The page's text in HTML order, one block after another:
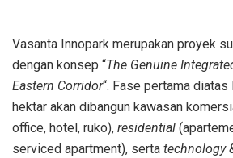
Vasanta Innopark merupakan proyek
dengan konsep “The Genuine
Eastern Corridor“. Fase pertama
hektar akan dibangun kawasan
office, hotel, ruko), residential
serviced apartment), serta technology